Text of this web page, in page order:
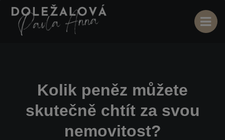
Kolik peněz můžete
skutečně chtít za svou
nemovitost?